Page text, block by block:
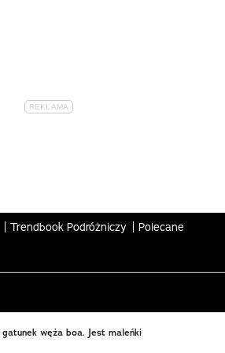
Trendbook Podróżniczy Polecane
węża boa. Jest maleńki